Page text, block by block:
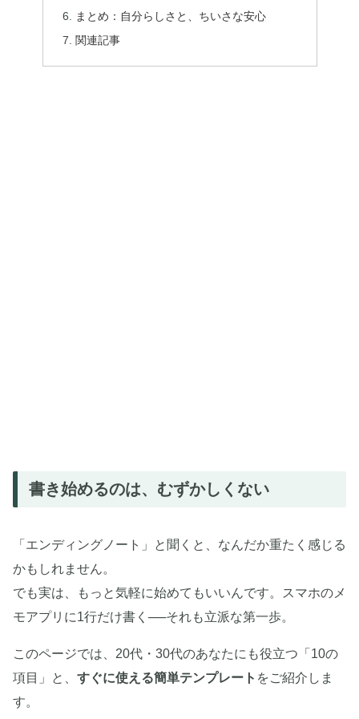
まとめ：自分らしさと、ちいさな安心
関連記事
書き始めるのは、むずかしくない
「エンディングノート」と聞くと、なんだか重たく感じる
かもしれません。
でも実は、もっと気軽に始めてもいいんです。スマホのメ
モアプリに1行だけ書く──それも立派な第一歩。
このページでは、20代・30代のあなたにも役立つ「10の
項目」と、 すぐに使える簡単テンプレート をご紹介しま
す。